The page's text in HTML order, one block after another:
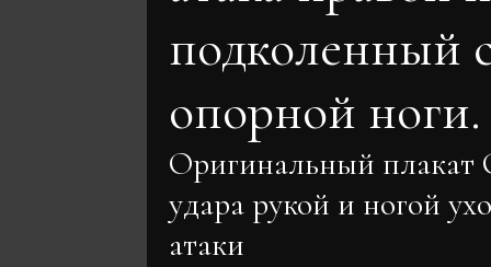
подколенный
опорной ноги.
Оригинальный
удара рукой и ногой
атаки